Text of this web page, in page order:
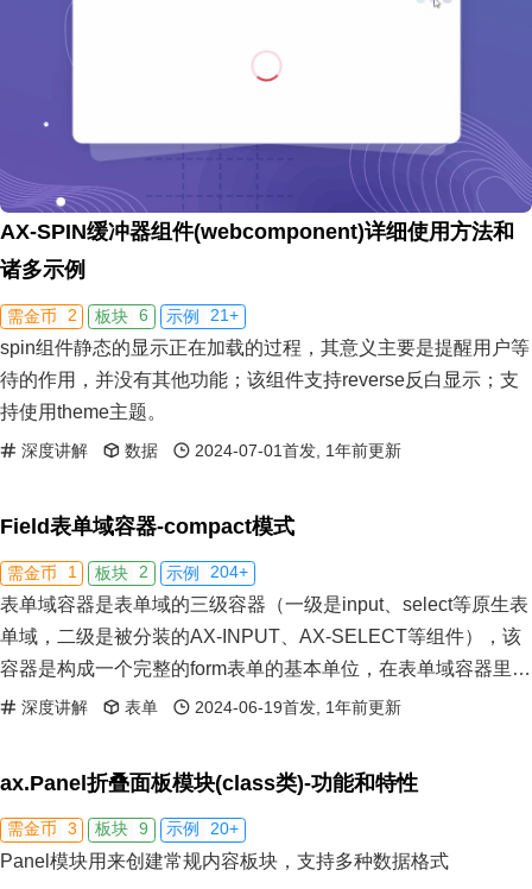
AX-SPIN缓冲器组件(webcomponent)详细使用方法和
诸多示例
需金币 2 板块 6 示例 21+
spin组件静态的显示正在加载的过程，其意义主要是提醒用户等
待的作用，并没有其他功能；该组件支持reverse反白显示；支
持使用theme主题。
深度讲解 数据 2024-07-01首发, 1年前更新
Field表单域容器-compact模式
需金币 1 板块 2 示例 204+
表单域容器是表单域的三级容器（一级是input、select等原生表
单域，二级是被分装的AX-INPUT、AX-SELECT等组件），该
容器是构成一个完整的form表单的基本单位，在表单域容器里包
含的子元素有：input等原生元素或AX-INPUT等表单域组件，表
深度讲解 表单 2024-06-19首发, 1年前更新
ax.Panel折叠面板模块(class类)-功能和特性
需金币 3 板块 9 示例 20+
Panel模块用来创建常规内容板块，支持多种数据格式